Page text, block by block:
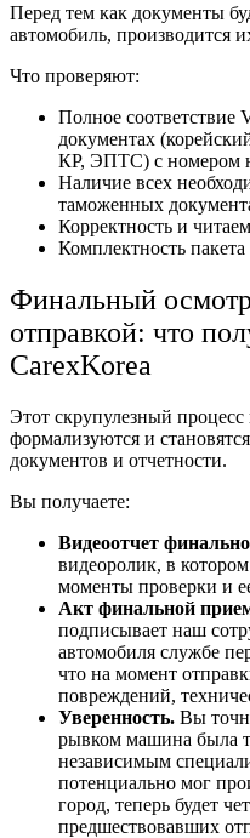
Перед тем как документы
автомобиль, производится
Что проверяют:
Полное
документах
КР, ЭПТС) с номером
Наличие всех
таможенных
Корректность и
Комплектность
Финальный
отправкой: что
CarexKorea
Этот скрупулезный процесс
формализуются и
документов и отчетности.
Вы получаете:
Видеоотчет
видеоролик, в
моменты проверки и
Акт финальной
подписывает наш
автомобиля службе
что на момент
повреждений,
Уверенность. Вы
рывком машина была
независимым
потенциально мог
город, теперь будет
предшествовавших